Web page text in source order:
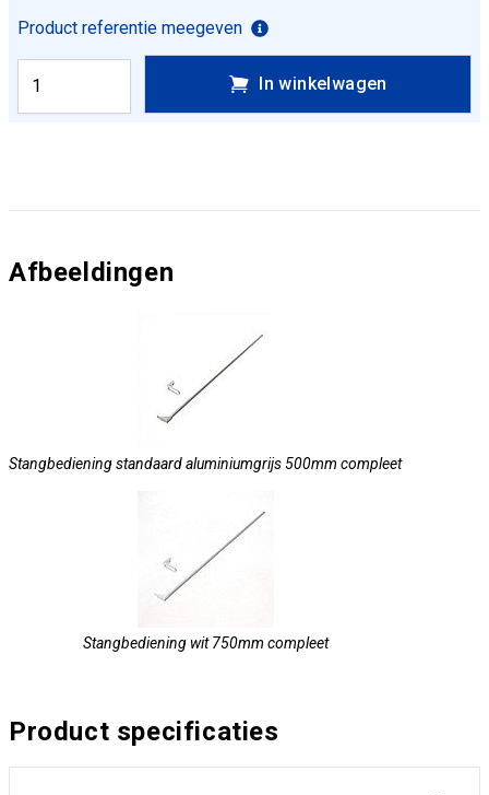
Product referentie meegeven
In winkelwagen
Afbeeldingen
Stangbediening standaard aluminiumgrijs 500mm compleet
Stangbediening wit 750mm compleet
Product specificaties